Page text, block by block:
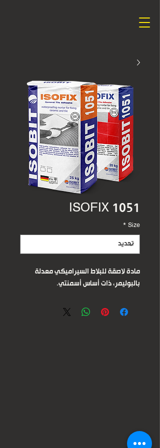
ISOFIX 1051
Size
*
مادة لاصقة للبلاط السيراميكي معدلة
بالبوليمر، ذات أساس أسمنتي.